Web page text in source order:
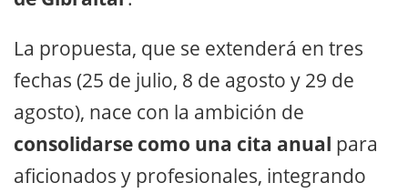
La propuesta, que se extenderá en tres
fechas (25 de julio, 8 de agosto y 29 de
agosto), nace con la ambición de
consolidarse como una cita anual para
aficionados y profesionales, integrando